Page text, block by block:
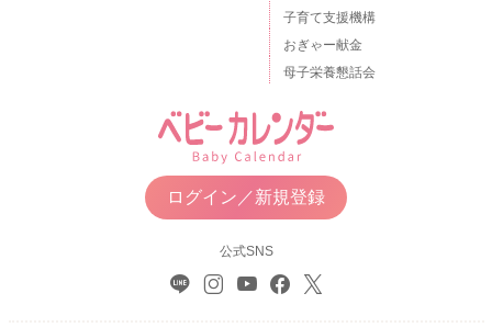
子育て支援機構
おぎゃー献金
母子栄養懇話会
ログイン／新規登録
公式SNS